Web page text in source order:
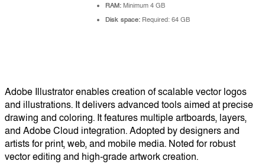
RAM: Minimum 4 GB
Disk space: Required: 64 GB
Adobe Illustrator enables creation of scalable vector logos
and illustrations. It delivers advanced tools aimed at precise
drawing and coloring. It features multiple artboards, layers,
and Adobe Cloud integration. Adopted by designers and
artists for print, web, and mobile media. Noted for robust
vector editing and high-grade artwork creation.